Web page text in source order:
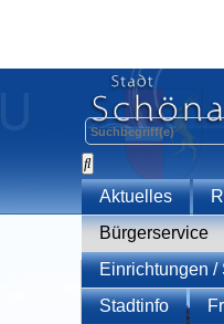
Aktuelles
Bürgerservice
Einrichtungen /
Stadtinfo